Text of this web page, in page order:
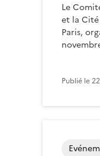
Le
et la
Paris,
Publié le